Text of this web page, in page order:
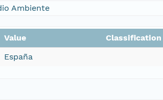
Ambiente
Value
Classification
España